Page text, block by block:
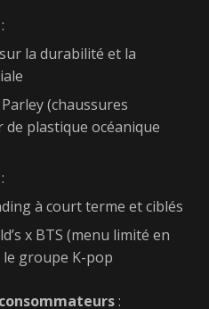
:
la durabilité et la
(chaussures
plastique océanique
:
à court terme et ciblés
x BTS (menu limité en
groupe K-pop
: